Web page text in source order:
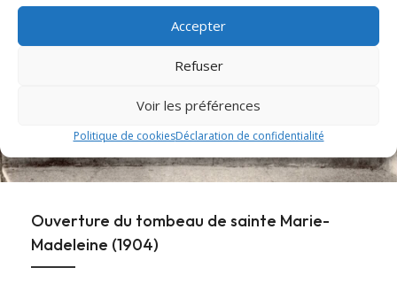
Accepter
Refuser
Voir les préférences
Politique de cookiesDéclaration de confidentialité
Ouverture du tombeau de sainte Marie-
Madeleine (1904)